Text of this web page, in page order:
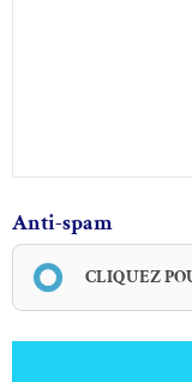
Anti-spam
CLIQUEZ